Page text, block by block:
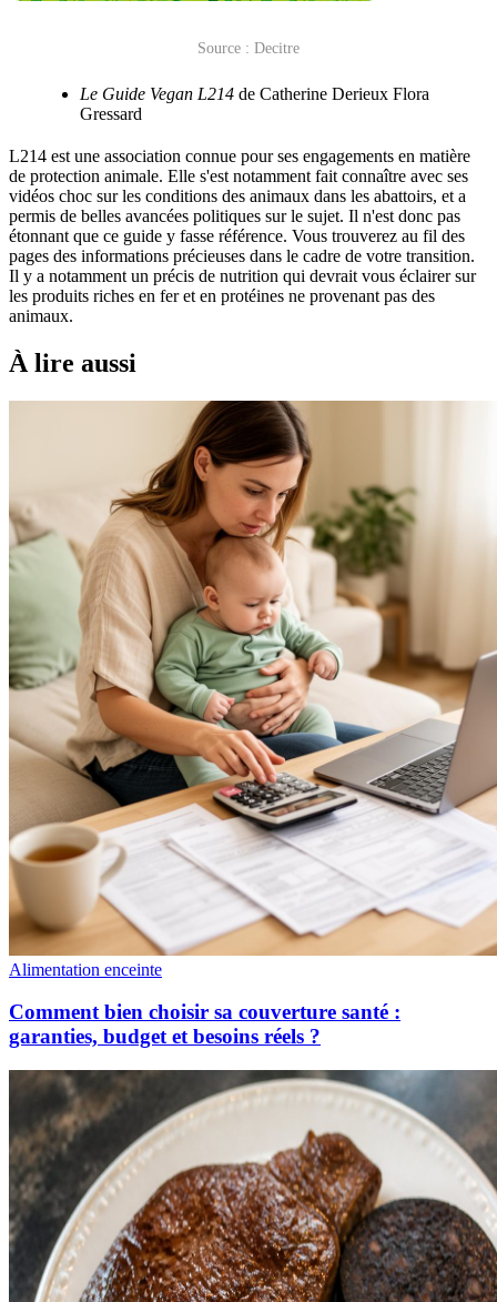
Source : Decitre
Le Guide Vegan L214 de Catherine Derieux Flora
Gressard
L214 est une association connue pour ses engagements en matière
de protection animale. Elle s'est notamment fait connaître avec ses
vidéos choc sur les conditions des animaux dans les abattoirs, et a
permis de belles avancées politiques sur le sujet. Il n'est donc pas
étonnant que ce guide y fasse référence. Vous trouverez au fil des
pages des informations précieuses dans le cadre de votre transition.
Il y a notamment un précis de nutrition qui devrait vous éclairer sur
les produits riches en fer et en protéines ne provenant pas des
animaux.
À lire aussi
Alimentation enceinte
Comment bien choisir sa couverture santé :
garanties, budget et besoins réels ?